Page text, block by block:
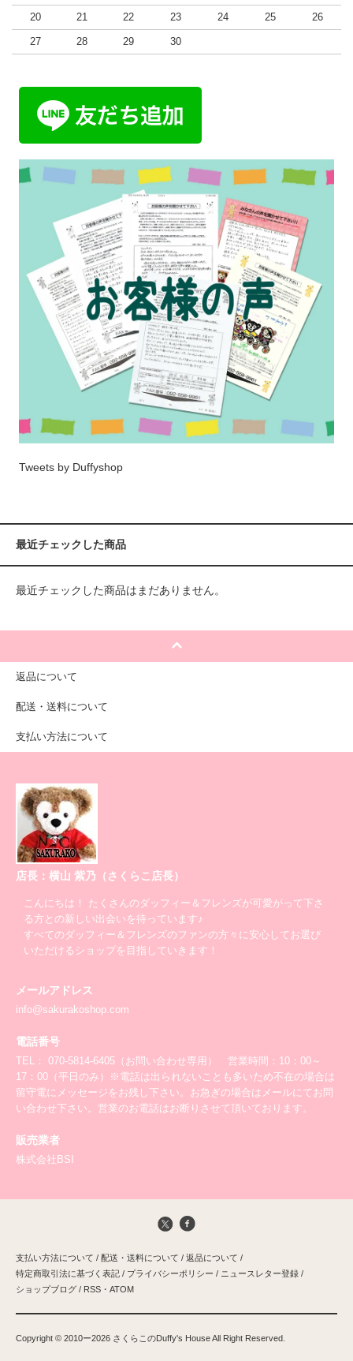
20 21 22 23 24 25 26
27 28 29 30
Tweets by Duffyshop
最近チェックした商品
最近チェックした商品はまだありません。
返品について
配送・送料について
支払い方法について
店長：横山 紫乃（さくらこ店長）
こんにちは！ たくさんのダッフィー＆フレンズが可愛がって下さ
る方との新しい出会いを待っています♪
すべてのダッフィー＆フレンズのファンの方々に安心してお選び
いただけるショップを目指していきます！
メールアドレス
info@sakurakoshop.com
電話番号
TEL： 070-5814-6405（お問い合わせ専用） 営業時間：10：00～
17：00（平日のみ）※電話は出られないことも多いため不在の場合は
留守電にメッセージをお残し下さい。お急ぎの場合はメールにてお問
い合わせ下さい。営業のお電話はお断りさせて頂いております。
販売業者
株式会社BSI
支払い方法について / 配送・送料について / 返品について /
特定商取引法に基づく表記 / プライバシーポリシー / ニュースレター登録 /
ショップブログ / RSS ・ ATOM
Copyright ©️ 2010ー2026 さくらこのDuffy's House All Right Reserved.